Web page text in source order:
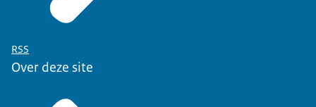
RSS
Over deze site